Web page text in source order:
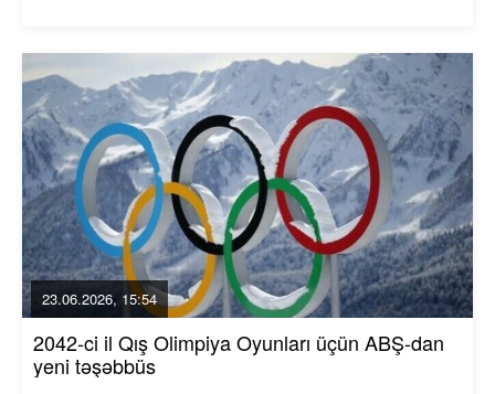
23.06.2026, 15:54
2042-ci il Qış Olimpiya Oyunları üçün ABŞ-dan
yeni təşəbbüs